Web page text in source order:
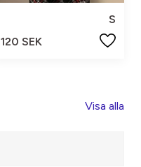
S
120 SEK
Visa alla